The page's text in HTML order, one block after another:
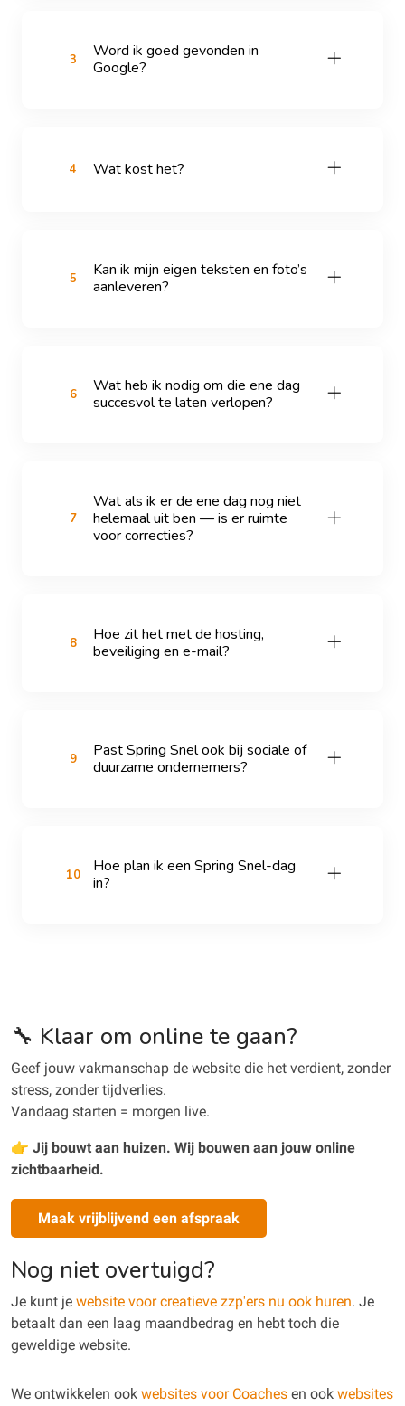
3
Word ik goed gevonden in
Google?
4 Wat kost het?
5
Kan ik mijn eigen teksten en foto’s
aanleveren?
6
Wat heb ik nodig om die ene dag
succesvol te laten verlopen?
7
Wat als ik er de ene dag nog niet
helemaal uit ben — is er ruimte
voor correcties?
8
Hoe zit het met de hosting,
beveiliging en e-mail?
9
Past Spring Snel ook bij sociale of
duurzame ondernemers?
10
Hoe plan ik een Spring Snel-dag
in?
🔧 Klaar om online te gaan?
Geef jouw vakmanschap de website die het verdient, zonder
stress, zonder tijdverlies.
Vandaag starten = morgen live.
👉 Jij bouwt aan huizen. Wij bouwen aan jouw online
zichtbaarheid.
Maak vrijblijvend een afspraak
Nog niet overtuigd?
Je kunt je website voor creatieve zzp'ers nu ook huren. Je
betaalt dan een laag maandbedrag en hebt toch die
geweldige website.
We ontwikkelen ook websites voor Coaches en ook websites